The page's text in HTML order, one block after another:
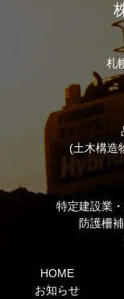
札
(土木構造
特定建設業
防護柵
HOME
お知らせ